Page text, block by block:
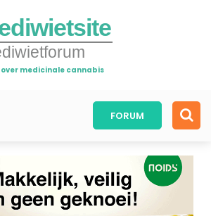
over medicinale cannabis
FORUM